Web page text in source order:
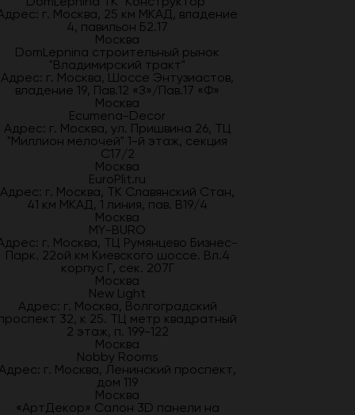
г. Москва, 25 км МКАД, владение
4, павильон Б2.17
Москва
DomLepnina строительный рынок
"Владимирский тракт"
Адрес: г. Москва, Шоссе Энтузиастов,
владение 19, Пав.12 «З»/Пав.17 «Ф»
Москва
Ecumena-Decor
Адрес: г. Москва, ул. Пришвина 26, ТЦ
"Миллион мелочей" 1-й этаж, секция
С17/2
Москва
EuroPlit.ru
Адрес: г. Москва, ТК Славянский Стан,
41 км МКАД, 1 линия, пав. В19/4
Москва
MY-BURO
г. Москва, ТЦ Румянцево Бизнес-
Парк. 22ой км Киевского шоссе. Вл.4
корпус Г, сек. 207Г
Москва
New Light
Адрес: г. Москва, Волгоградский
32, к 25. ТЦ метр квадратный
2 этаж, п. 199-122
Москва
Nobby Rooms
г. Москва, Ленинский проспект,
дом 119
Москва
«АртДекор» Салон 3D панели на